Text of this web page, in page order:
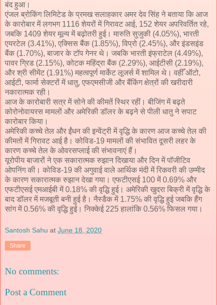
बंद हुआ।
एंजल ब्रोकिंग लिमिटेड के प्रमख सलाहकार अमर देव सिंह ने बताया कि आज
के कारोबार में लगभग 1116 शेयरों में गिरावट आई, 152 शेयर अपरिवर्तित रहे,
जबकि 1409 शेयर मूल्य में बढ़ोतरी हुई। मारुति सुजुकी (4.05%), भारती
एयरटेल (3.41%), एक्सिस बैंक (1.85%), विप्रो (2.45%), और इंडसइंड
बैंक (1.70%), बाजार के टॉप गेनर थे। जबकि भारती इंफ्राटेल (4.49%),
पावर ग्रिड (2.15%), कोटक महिंद्रा बैंक (2.29%), आईटीसी (2.19%),
और श्री सीमेंट (1.91%) महत्वपूर्ण मार्केट लूजर्स में शामिल थे। वहीँ ऑटो,
आईटी, फार्मा सेक्टरों में धातु, एफएमसीजी और बैंकिंग क्षेत्रों की खरीदारी
नकारात्मक रही।
आज के कारोबारी सत्र में सोने की कीमतें स्थिर रहीं। बीजिंग में बढ़ते
कोरोनोवायरस मामलों और अमेरिकी डॉलर के बढ़ने से पीली धातु ने सपाट
कारोबार किया।
अमेरिकी कच्चे तेल और ईंधन की इन्वेंट्री में वृद्धि के कारण आज कच्चे तेल की
कीमतों में गिरावट आई है। कोविड-19 मामलों की संभावित दूसरी लहर के
कारण कच्चे तेल के ओवरसप्लाई की संभावनाएं हैं।
यूरोपीय बाजारों ने एक सकारात्मक रुझान दिखाया और दिन में पॉजीटिव
ओपनिंग की। कोविड-19 की अगुवाई वाले आर्थिक मंदी में रिकवरी की उम्मीद
के कारण सकारात्मक रुझान देखा गया। एफटीएसई 100 में 0.69% और
एफटीएसई एमआईबी में 0.18% की वृद्धि हुई। अमेरिकी खुदरा बिक्री में वृद्धि के
बाद डॉलर में मजबूती बनी हुई है। नैस्डैक में 1.75% की वृद्धि हुई जबकि हैंग
सांग में 0.56% की वृद्धि हुई। निक्केई 225 हालांकि 0.56% फिसल गया।
Santosh Sahu at June 18, 2020
Share
No comments:
Post a Comment